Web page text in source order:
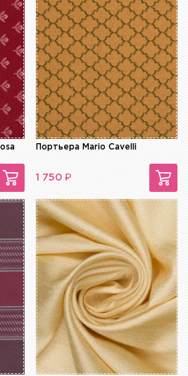
Портьера Mario Cavelli
1 750 ₽